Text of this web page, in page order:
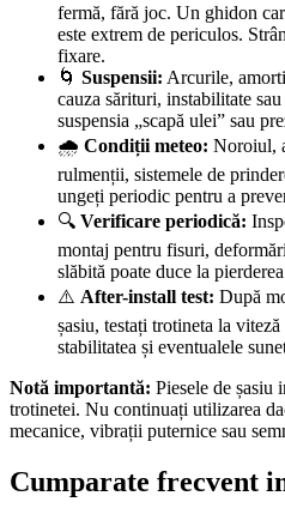
fermă, fără joc. Un ghidon
este extrem de periculos.
fixare.
🌀 Suspensii: Arcurile,
cauza sărituri, instabilitate
suspensia „scapă ulei” sau
🌧️ Condiții meteo: Noroiul,
rulmenții, sistemele de
ungeți periodic pentru a
🔍 Verificare periodică:
montaj pentru fisuri,
slăbită poate duce la
⚠️ After-install test: După
șasiu, testați trotineta la
stabilitatea și eventualele
Notă importantă: Piesele de șasiu
trotinetei. Nu continuați utilizarea
mecanice, vibrații puternice sau
Cumparate frecvent